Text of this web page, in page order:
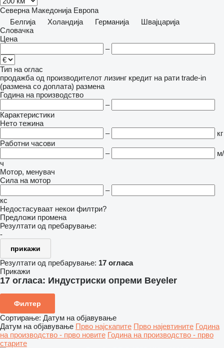
Северна Македонија Европа
Белгија
Холандија Германија
Швајцарија
Словачка
Цена
–
Тип на оглас
продажба од производителот лизинг кредит на рати trade-in
(размена со доплата) размена
Година на производство
–
Карактеристики
Нето тежина
–
кг
Работни часови
–
м/
ч
Мотор, менувач
Сила на мотор
–
кс
Недостасуваат некои филтри?
Предложи промена
Резултати од пребарување:
-
прикажи
Резултати од пребарување: 17 огласа
Прикажи
17 огласа: Индустриски опреми Beyeler
Филтер
Сортирање: Датум на објавување
Датум на објавување Прво најскапите Прво најевтините Година
на производство - прво новите Година на производство - прво
старите